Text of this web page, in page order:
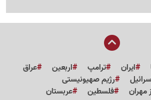
ایران ترامپ اربعین
عراق
رژیم صهیونیستی
مهران فلسطین
عربستان